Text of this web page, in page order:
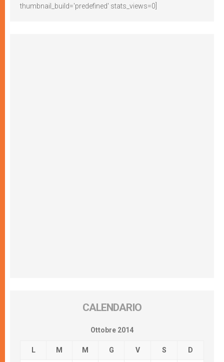
thumbnail_build='predefined' stats_views=0]
CALENDARIO
Ottobre 2014
L M M G V S D